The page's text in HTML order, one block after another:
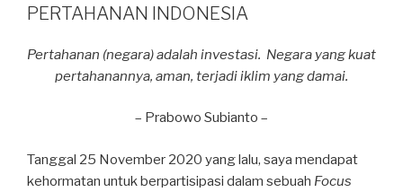
PERTAHANAN INDONESIA
Pertahanan (negara) adalah investasi. Negara yang kuat
pertahanannya, aman, terjadi iklim yang damai.
– Prabowo Subianto –
Tanggal 25 November 2020 yang lalu, saya mendapat
kehormatan untuk berpartisipasi dalam sebuah Focus